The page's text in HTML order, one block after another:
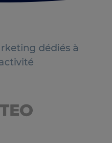
dédiés à